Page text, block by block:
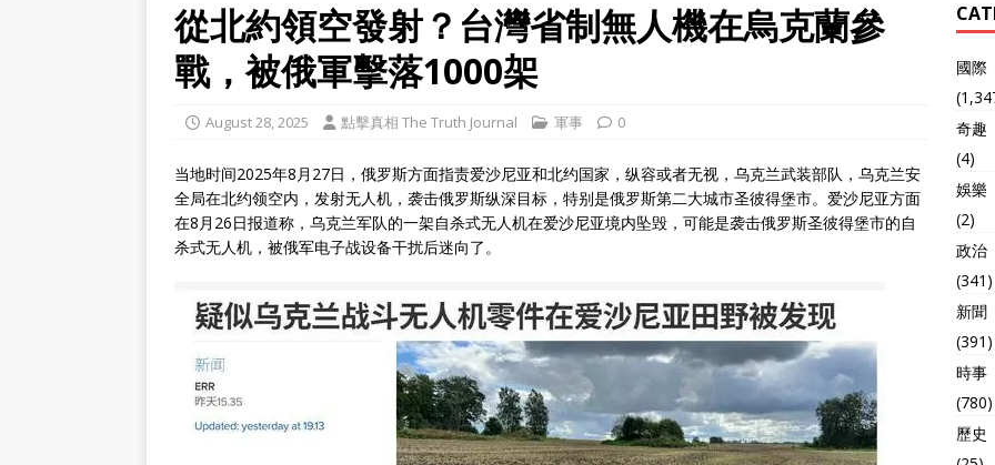
從北約領空發射？台灣省制無人機在烏克蘭參
戰，被俄軍擊落1000架
August 28, 2025 點擊真相 The Truth Journal 軍事 0
当地时间2025年8月27日，俄罗斯方面指责爱沙尼亚和北约国家，纵容或者无视，乌克兰武装部队，乌克兰安
全局在北约领空内，发射无人机，袭击俄罗斯纵深目标，特别是俄罗斯第二大城市圣彼得堡市。爱沙尼亚方面
在8月26日报道称，乌克兰军队的一架自杀式无人机在爱沙尼亚境内坠毁，可能是袭击俄罗斯圣彼得堡市的自
杀式无人机，被俄军电子战设备干扰后迷向了。
國際
奇趣
(4)
娛樂
(2)
政治
(341)
新聞
(391)
時事
(780)
歷史